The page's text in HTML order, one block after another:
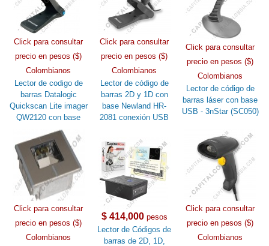
Click para consultar
precio en pesos ($)
Colombianos
Lector de codigo de
barras Datalogic
Quickscan Lite imager
QW2120 con base
Click para consultar
precio en pesos ($)
Colombianos
Lector de código de
barras 2D y 1D con
base Newland HR-
2081 conexión USB
Click para consultar
precio en pesos ($)
Colombianos
Lector de código de
barras láser con base
USB - 3nStar (SC050)
Click para consultar
precio en pesos ($)
Colombianos
$ 414,000pesos
Lector de Códigos de
barras de 2D, 1D,
Click para consultar
precio en pesos ($)
Colombianos